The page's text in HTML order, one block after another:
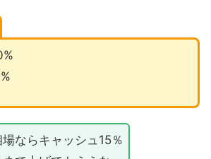
ならキャッシュ15％